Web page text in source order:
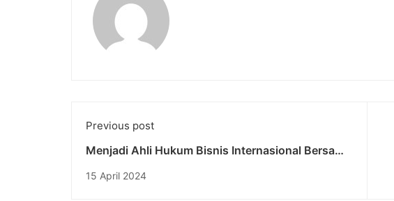
Previous post
Menjadi Ahli Hukum Bisnis Internasional Bersama
15 April 2024